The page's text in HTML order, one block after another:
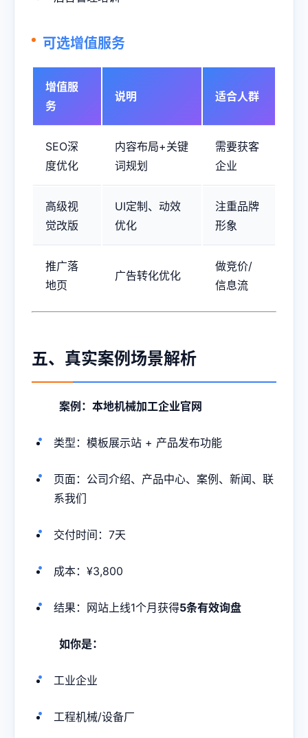
可选增值服务
增值服
务
说明 适合人群
SEO深
度优化
内容布局+关键
词规划
需要获客
企业
高级视
觉改版
UI定制、动效
优化
注重品牌
形象
推广落
地页
广告转化优化
做竞价/
信息流
五、真实案例场景解析
案例：本地机械加工企业官网
类型：模板展示站 + 产品发布功能
页面：公司介绍、产品中心、案例、新闻、联
系我们
交付时间：7天
成本：¥3,800
结果：网站上线1个月获得5条有效询盘
如你是：
工业企业
工程机械/设备厂